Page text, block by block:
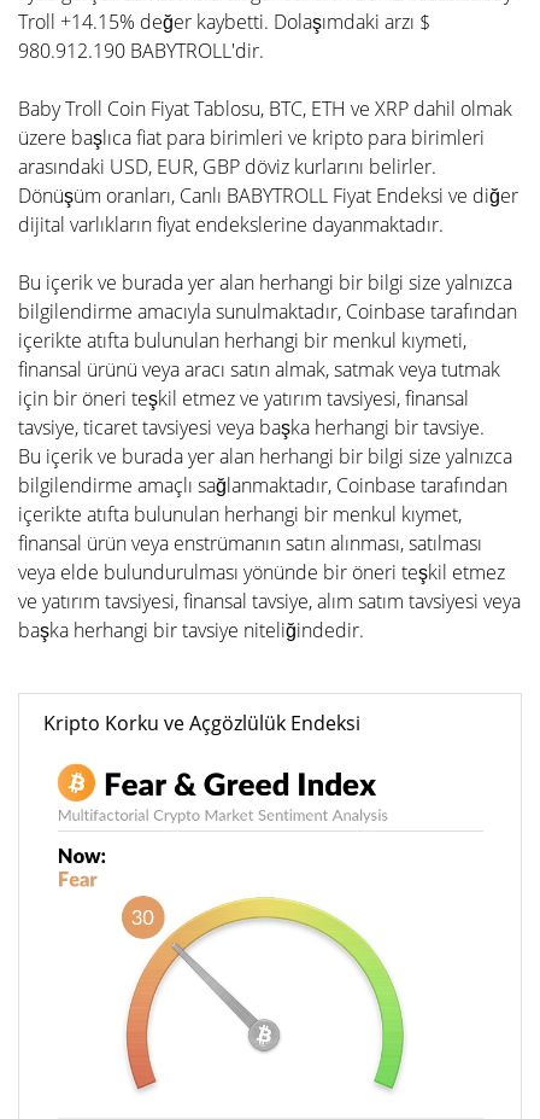
Troll +14.15% değer kaybetti. Dolaşımdaki arzı $
980.912.190 BABYTROLL'dir.
Baby Troll Coin Fiyat Tablosu, BTC, ETH ve XRP dahil olmak
üzere başlıca fiat para birimleri ve kripto para birimleri
arasındaki USD, EUR, GBP döviz kurlarını belirler.
Dönüşüm oranları, Canlı BABYTROLL Fiyat Endeksi ve diğer
dijital varlıkların fiyat endekslerine dayanmaktadır.
Bu içerik ve burada yer alan herhangi bir bilgi size yalnızca
bilgilendirme amacıyla sunulmaktadır, Coinbase tarafından
içerikte atıfta bulunulan herhangi bir menkul kıymeti,
finansal ürünü veya aracı satın almak, satmak veya tutmak
için bir öneri teşkil etmez ve yatırım tavsiyesi, finansal
tavsiye, ticaret tavsiyesi veya başka herhangi bir tavsiye.
Bu içerik ve burada yer alan herhangi bir bilgi size yalnızca
bilgilendirme amaçlı sağlanmaktadır, Coinbase tarafından
içerikte atıfta bulunulan herhangi bir menkul kıymet,
finansal ürün veya enstrümanın satın alınması, satılması
veya elde bulundurulması yönünde bir öneri teşkil etmez
ve yatırım tavsiyesi, finansal tavsiye, alım satım tavsiyesi veya
başka herhangi bir tavsiye niteliğindedir.
Kripto Korku ve Açgözlülük Endeksi